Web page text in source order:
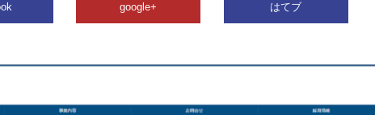
google+ はてブ